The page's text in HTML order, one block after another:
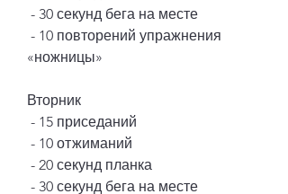
- 30 секунд бега на месте
«ножницы»
Вторник
- 15 приседаний
- 10 отжиманий
- 20 секунд планка
- 30 секунд бега на месте